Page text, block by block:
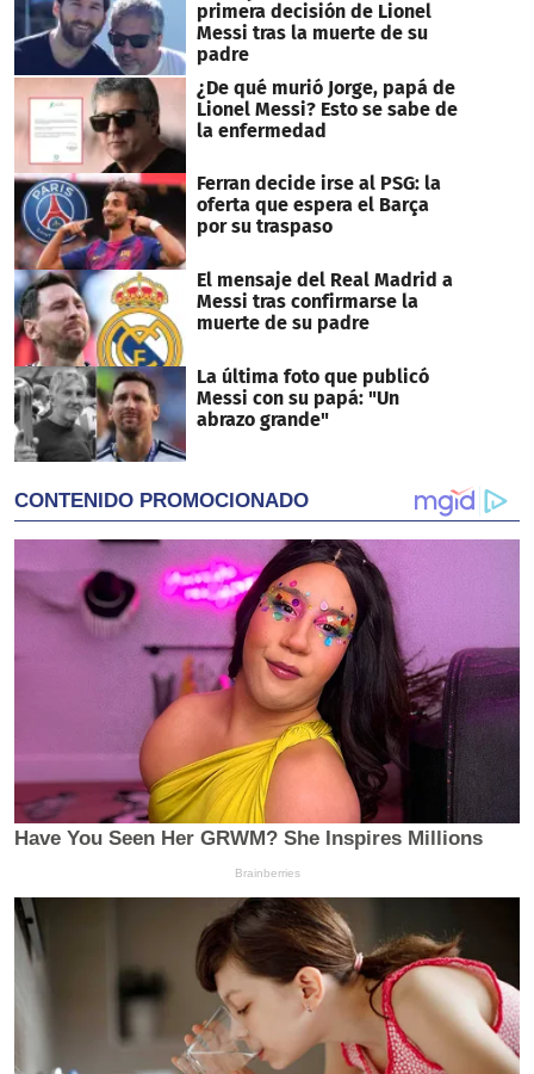
primera decisión de Lionel
Messi tras la muerte de su
padre
¿De qué murió Jorge, papá de
Lionel Messi? Esto se sabe de
la enfermedad
Ferran decide irse al PSG: la
oferta que espera el Barça
por su traspaso
El mensaje del Real Madrid a
Messi tras confirmarse la
muerte de su padre
La última foto que publicó
Messi con su papá: "Un
abrazo grande"